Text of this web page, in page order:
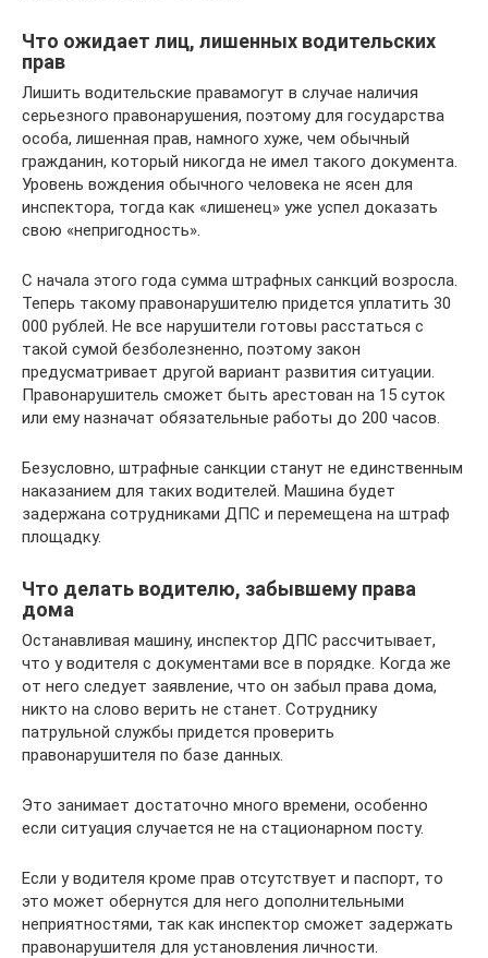
Что ожидает лиц, лишенных водительских
прав
Лишить водительские правамогут в случае наличия
серьезного правонарушения, поэтому для государства
особа, лишенная прав, намного хуже, чем обычный
гражданин, который никогда не имел такого документа.
Уровень вождения обычного человека не ясен для
инспектора, тогда как «лишенец» уже успел доказать
свою «непригодность».
С начала этого года сумма штрафных санкций возросла.
Теперь такому правонарушителю придется уплатить 30
000 рублей. Не все нарушители готовы расстаться с
такой сумой безболезненно, поэтому закон
предусматривает другой вариант развития ситуации.
Правонарушитель сможет быть арестован на 15 суток
или ему назначат обязательные работы до 200 часов.
Безусловно, штрафные санкции станут не единственным
наказанием для таких водителей. Машина будет
задержана сотрудниками ДПС и перемещена на штраф
площадку.
Что делать водителю, забывшему права
дома
Останавливая машину, инспектор ДПС рассчитывает,
что у водителя с документами все в порядке. Когда же
от него следует заявление, что он забыл права дома,
никто на слово верить не станет. Сотруднику
патрульной службы придется проверить
правонарушителя по базе данных.
Это занимает достаточно много времени, особенно
если ситуация случается не на стационарном посту.
Если у водителя кроме прав отсутствует и паспорт, то
это может обернутся для него дополнительными
неприятностями, так как инспектор сможет задержать
правонарушителя для установления личности.